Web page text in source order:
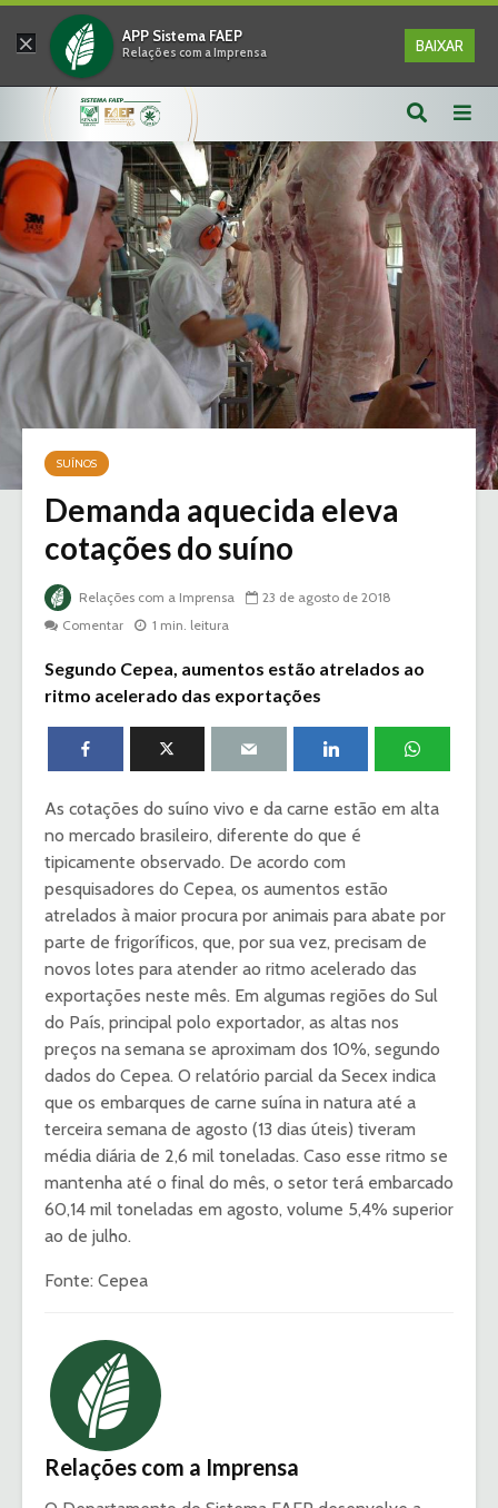
× APP Sistema FAEP
Relações com a Imprensa BAIXAR
SUÍNOS
Demanda aquecida eleva
cotações do suíno
Relações com a Imprensa
23 de agosto de 2018
Comentar
1 min. leitura
Segundo Cepea, aumentos estão atrelados ao
ritmo acelerado das exportações
As cotações do suíno vivo e da carne estão em alta
no mercado brasileiro, diferente do que é
tipicamente observado. De acordo com
pesquisadores do Cepea, os aumentos estão
atrelados à maior procura por animais para abate por
parte de frigoríficos, que, por sua vez, precisam de
novos lotes para atender ao ritmo acelerado das
exportações neste mês. Em algumas regiões do Sul
do País, principal polo exportador, as altas nos
preços na semana se aproximam dos 10%, segundo
dados do Cepea. O relatório parcial da Secex indica
que os embarques de carne suína in natura até a
terceira semana de agosto (13 dias úteis) tiveram
média diária de 2,6 mil toneladas. Caso esse ritmo se
mantenha até o final do mês, o setor terá embarcado
60,14 mil toneladas em agosto, volume 5,4% superior
ao de julho.
Fonte: Cepea
Relações com a Imprensa